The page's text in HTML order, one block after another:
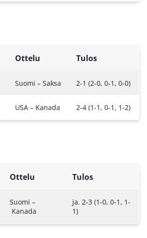
Ottelu Tulos
Suomi – Saksa 2-1 (2-0, 0-1, 0-0)
USA – Kanada 2-4 (1-1, 0-1, 1-2)
Ottelu Tulos
Suomi –
Kanada
ja. 2-3 (1-0, 0-1, 1-
1)